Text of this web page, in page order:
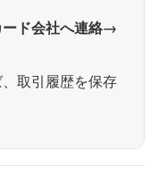
ード会社へ連絡→
取引履歴を保存